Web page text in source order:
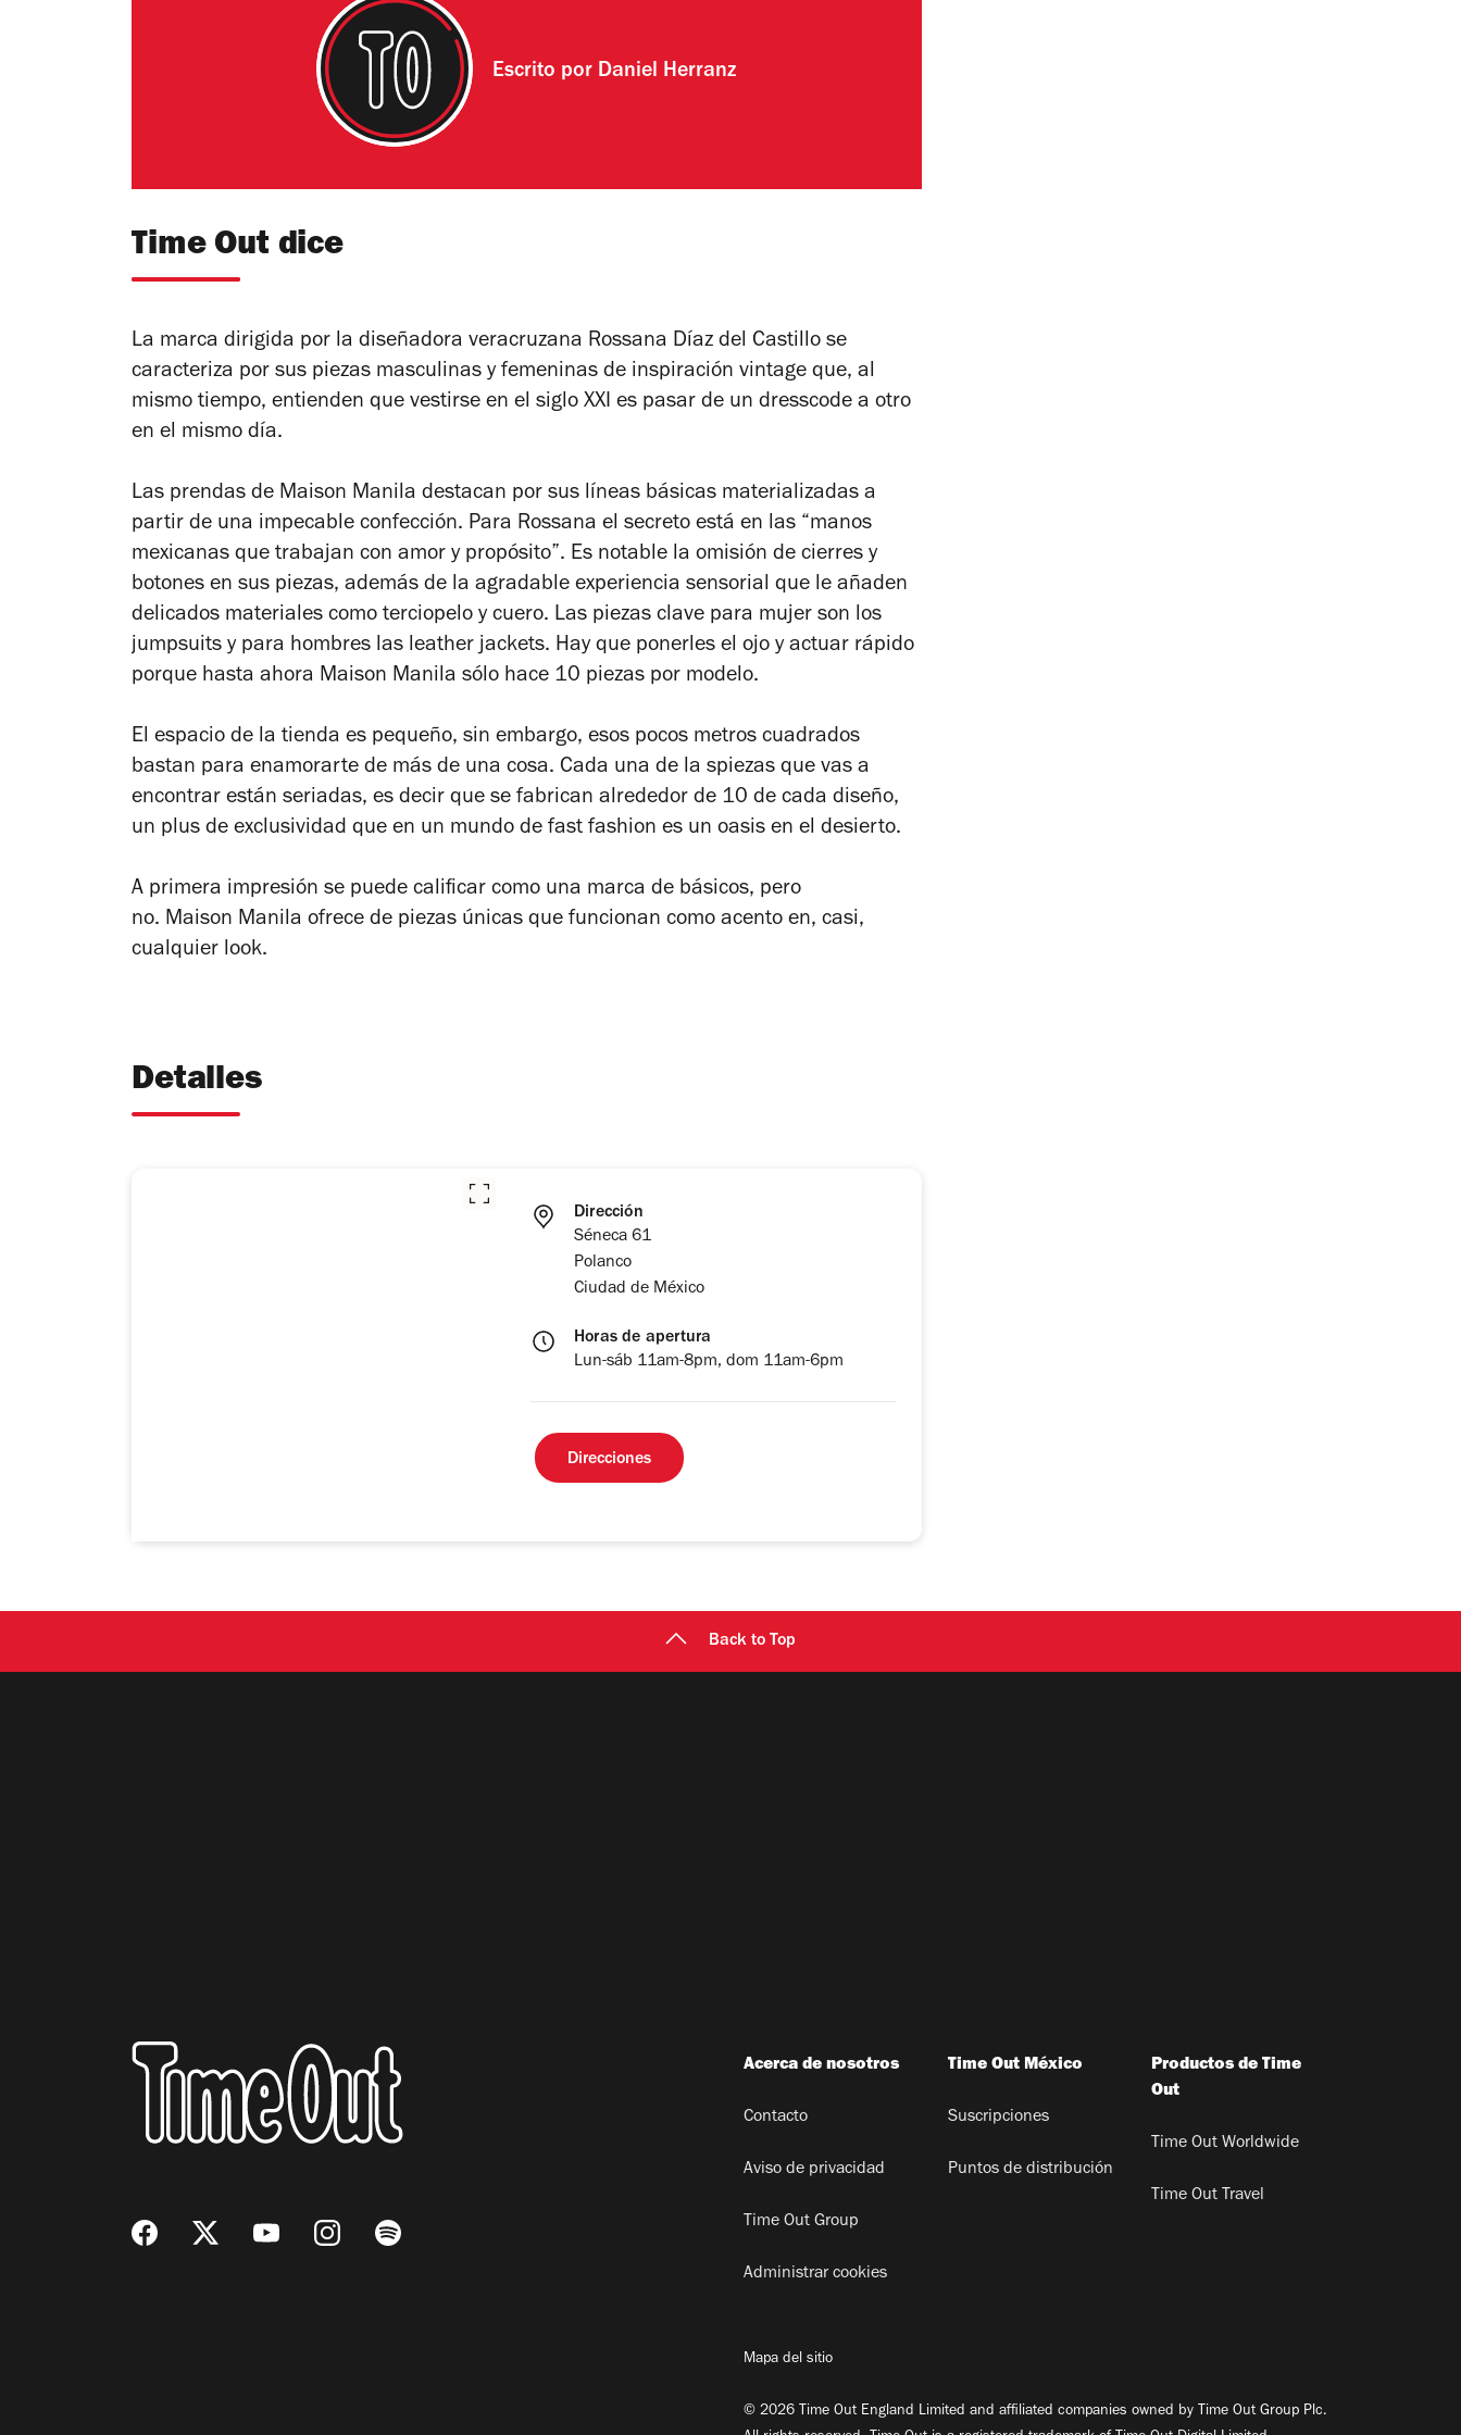
Escrito por Daniel Herranz
Time Out dice
La marca dirigida por la diseñadora veracruzana Rossana Díaz del Castillo se
caracteriza por sus piezas masculinas y femeninas de inspiración vintage que, al
mismo tiempo, entienden que vestirse en el siglo XXI es pasar de un dresscode a otro
en el mismo día.
Las prendas de Maison Manila destacan por sus líneas básicas materializadas a
partir de una impecable confección. Para Rossana el secreto está en las “manos
mexicanas que trabajan con amor y propósito”. Es notable la omisión de cierres y
botones en sus piezas, además de la agradable experiencia sensorial que le añaden
delicados materiales como terciopelo y cuero. Las piezas clave para mujer son los
jumpsuits y para hombres las leather jackets. Hay que ponerles el ojo y actuar rápido
porque hasta ahora Maison Manila sólo hace 10 piezas por modelo.
El espacio de la tienda es pequeño, sin embargo, esos pocos metros cuadrados
bastan para enamorarte de más de una cosa. Cada una de la spiezas que vas a
encontrar están seriadas, es decir que se fabrican alrededor de 10 de cada diseño,
un plus de exclusividad que en un mundo de fast fashion es un oasis en el desierto.
A primera impresión se puede calificar como una marca de básicos, pero
no. Maison Manila ofrece de piezas únicas que funcionan como acento en, casi,
cualquier look.
Detalles
Dirección
Séneca 61
Polanco
Ciudad de México
Horas de apertura
Lun-sáb 11am-8pm, dom 11am-6pm
Direcciones
Back to Top
Acerca de nosotros
Contacto
Aviso de privacidad
Time Out Group
Administrar cookies
Time Out México
Suscripciones
Puntos de distribución
Productos de Time
Out
Time Out Worldwide
Time Out Travel
Mapa del sitio
© 2026 Time Out England Limited and affiliated companies owned by Time Out Group Plc.